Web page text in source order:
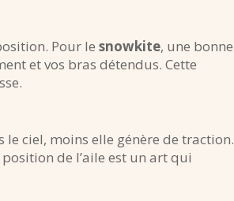
Pour lesnowkite, une bonne
et vos bras détendus. Cette
le ciel, moins elle génère de traction.
de l’aile est un art qui